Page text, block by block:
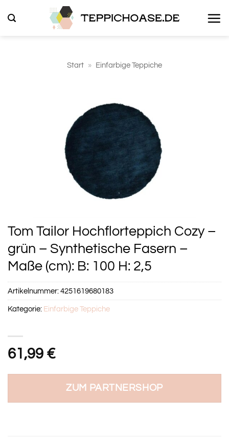
Inhalt
Start » Einfarbige Teppiche
Tom Tailor Hochflorteppich Cozy –
grün – Synthetische Fasern –
Maße (cm): B: 100 H: 2,5
61,99 €
ZUM PARTNERSHOP
Artikelnummer:4251619680183
Kategorie: Einfarbige Teppiche